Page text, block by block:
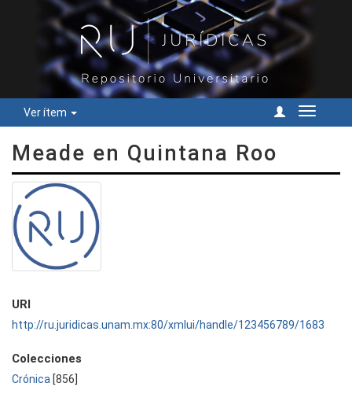
Ver ítem
Cambiar
Meade en Quintana Roo
URI
http://ru.juridicas.unam.mx:80/xmlui/handle/123456789/1683
Colecciones
Crónica [856]